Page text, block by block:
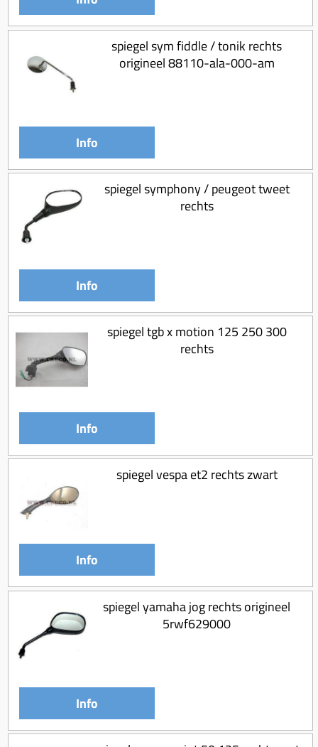
spiegel sym fiddle / tonik rechts
origineel 88110-ala-000-am
Info
spiegel symphony / peugeot tweet
rechts
Info
spiegel tgb x motion 125 250 300
rechts
Info
spiegel vespa et2 rechts zwart
Info
spiegel yamaha jog rechts origineel
5rwf629000
Info